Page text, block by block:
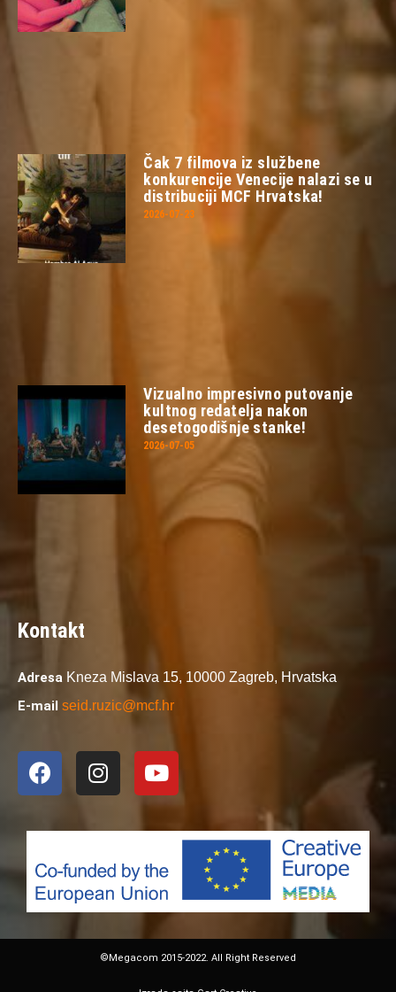
Čak 7 filmova iz službene
konkurencije Venecije nalazi se u
distribuciji MCF Hrvatska!
2026-07-23
Vizualno impresivno putovanje
kultnog redatelja nakon
desetogodišnje stanke!
2026-07-05
Kontakt
Adresa Kneza Mislava 15, 10000 Zagreb, Hrvatska
E-mail seid.ruzic@mcf.hr
©Megacom 2015-2022. All Right Reserved